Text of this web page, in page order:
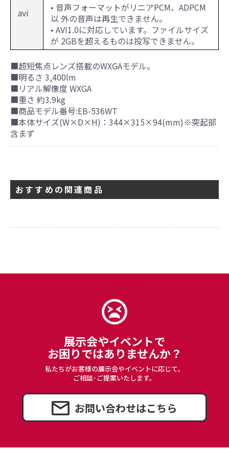
avi
• 音声フォーマットがリニアPCM、ADPCM
以 外の音声は再生できません。
• AVI1.0に対応しています。ファイルサイズ
が 2GBを超えるものは投写できません。
■超短焦点レンズ搭載のWXGAモデル。
■明るさ 3,400lm
■リアル解像度 WXGA
■重さ 約3.9kg
■商品モデル番号:‎EB-536WT
■本体サイズ(W×D×H)：344×315×94(mm)※突起部
含まず
おすすめの関連商品
展示会やイベントで
お困りではありませんか？
私たちがお客様の展示会やイベントに応じて、
ご相談･ご提案いたします。
お問い合わせはこちら